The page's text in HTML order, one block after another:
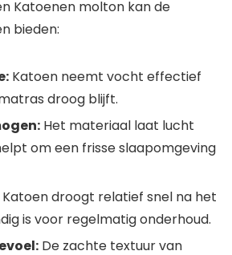
Katoenen molton kan de
bieden:
Katoen neemt vocht effectief
droog blijft.
Het materiaal laat lucht
om een frisse slaapomgeving
Katoen droogt relatief snel na het
is voor regelmatig onderhoud.
De zachte textuur van